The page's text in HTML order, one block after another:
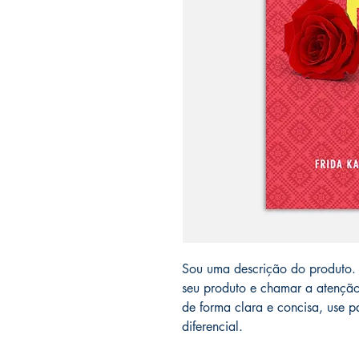
Sou uma descrição do
seu produto e chamar a
de forma clara e concisa, use
diferencial.